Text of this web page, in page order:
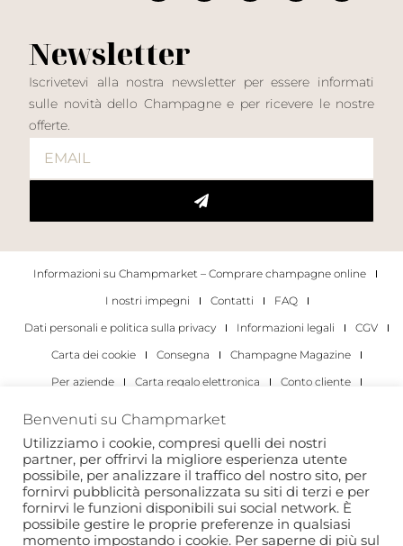
Newsletter
Iscrivetevi alla nostra newsletter per essere informati
sulle novità dello Champagne e per ricevere le nostre
offerte.
Informazioni su Champmarket – Comprare champagne online
I nostri impegni
Contatti
FAQ
Dati personali e politica sulla privacy
Informazioni legali
CGV
Carta dei cookie
Consegna
Champagne Magazine
Per aziende
Carta regalo elettronica
Conto cliente
Per gli individui
Per le aziende
Copyright 2022 © tutti i diritti riservati. Champmarket.
Benvenuti su Champmarket
Utilizziamo i cookie, compresi quelli dei nostri
partner, per offrirvi la migliore esperienza utente
possibile, per analizzare il traffico del nostro sito, per
fornirvi pubblicità personalizzata su siti di terzi e per
fornirvi le funzioni disponibili sui social network. È
possibile gestire le proprie preferenze in qualsiasi
momento impostando i cookie. Per saperne di più sul